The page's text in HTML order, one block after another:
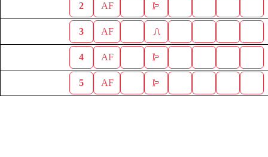
2 AF
3 AF
4 AF
5 AF